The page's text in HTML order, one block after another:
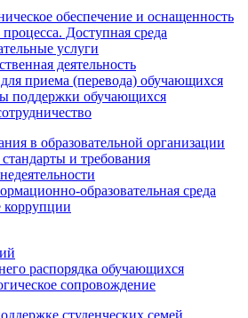
обеспечение и оснащенность
процесса. Доступная среда
услуги
деятельность
приема (перевода) обучающихся
поддержки обучающихся
в образовательной организации
и требования
образовательная среда
коррупции
распорядка обучающихся
сопровождение
студенческих семей